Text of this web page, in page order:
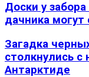
Доски у
дачника могут
Загадка
столкнулись
Антарктиде